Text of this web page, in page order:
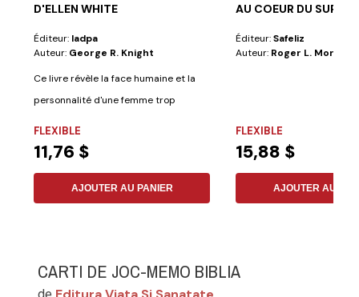
D'ELLEN WHITE
Éditeur: Iadpa
Auteur: George R. Knight
Ce livre révèle la face humaine et la
personnalité d'une femme trop
FLEXIBLE
11,76 $
AJOUTER AU PANIER
AU COEUR DU
Éditeur:Safeliz
Auteur: Roger L. Morneau
FLEXIBLE
15,88 $
AJOUTER AU
CARTI DE JOC-MEMO BIBLIA